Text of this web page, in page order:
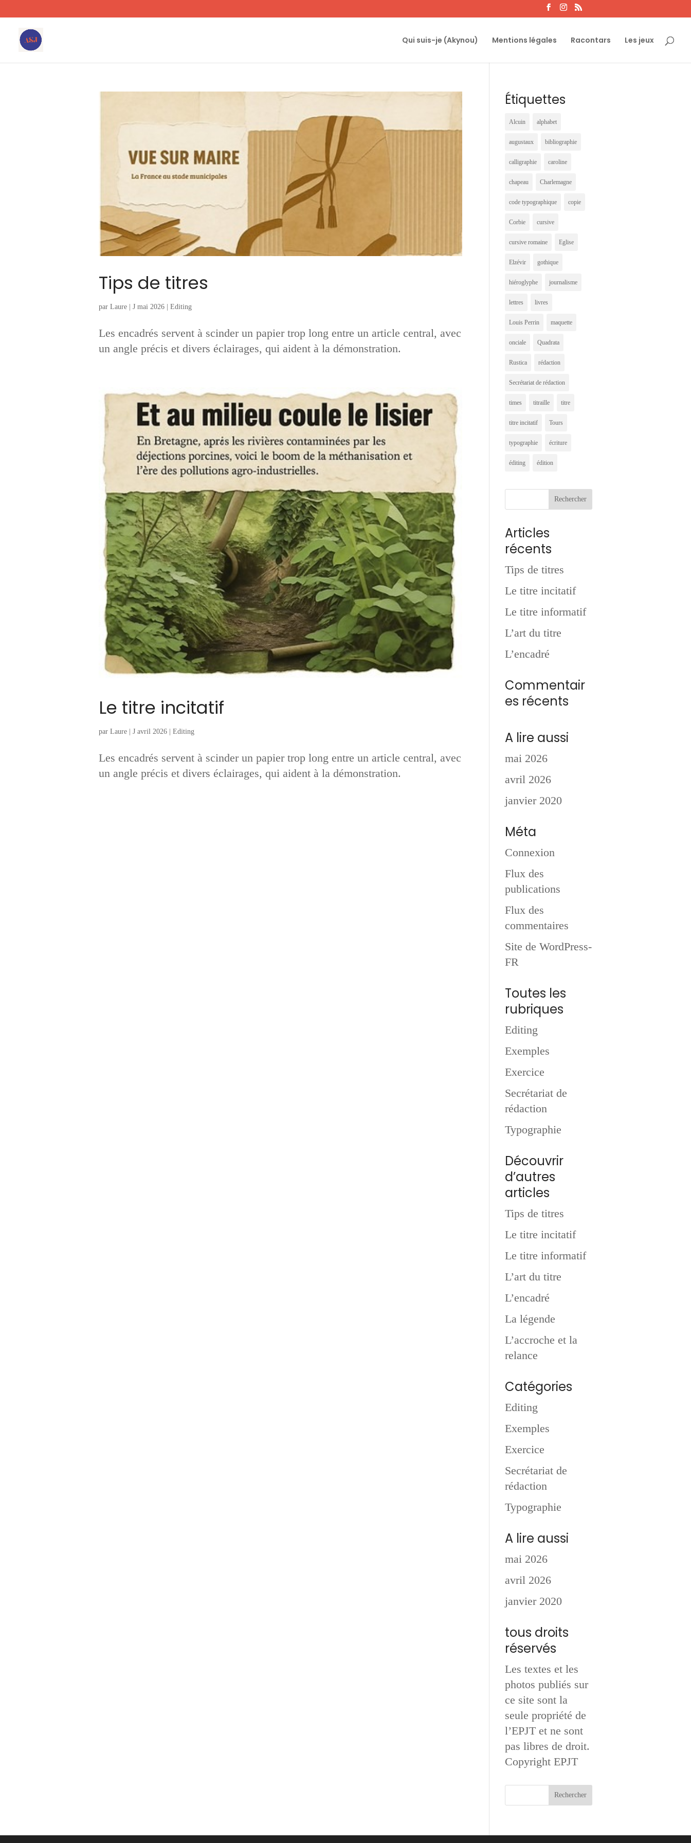
Qui suis-je (Akynou) Mentions légales Racontars Les jeux
Tips de titres
par Laure J mai 2026 Editing
Les encadrés servent à scinder un papier trop long entre un article central, avec
un angle précis et divers éclairages, qui aident à la démonstration.
Le titre incitatif
par Laure | J avril 2026 | Editing
Les encadrés servent à scinder un papier trop long entre un article central, avec
un angle précis et divers éclairages, qui aident à la démonstration.
Étiquettes
Alcuin alphabet
augustaux bibliographie
calligraphie caroline
chapeau Charlemagne
code typographique copie
Corbie cursive
cursive romaine Eglise
Elzévir gothique
hiéroglyphe journalisme
lettres livres
Louis Perrin maquette
onciale Quadrata
Rustica rédaction
Secrétariat de rédaction
times titraille titre
titre incitatif Tours
typographie écriture
éditing édition
Articles
récents
Tips de titres
Le titre incitatif
Le titre informatif
L’art du titre
L’encadré
Commentair
es récents
A lire aussi
mai 2026
avril 2026
janvier 2020
Méta
Connexion
Flux des
publications
Flux des
commentaires
Site de WordPress-
FR
Toutes les
rubriques
Editing
Exemples
Exercice
Secrétariat de
rédaction
Typographie
Découvrir
d’autres
articles
Tips de titres
Le titre incitatif
Le titre informatif
L’art du titre
L’encadré
La légende
L’accroche et la
relance
Catégories
Editing
Exemples
Exercice
Secrétariat de
rédaction
Typographie
A lire aussi
mai 2026
avril 2026
janvier 2020
tous droits
réservés
Les textes et les
photos publiés sur
ce site sont la
seule propriété de
l’EPJT et ne sont
pas libres de droit.
Copyright EPJT